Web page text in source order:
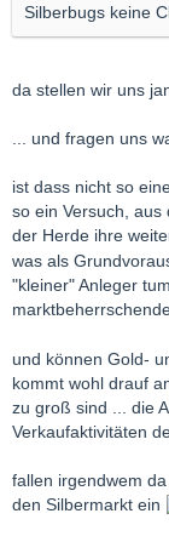
Silberbugs keine
da stellen wir uns
... und fragen uns
ist dass nicht so
so ein Versuch, aus
der Herde ihre
was als
"kleiner" Anleger
und können Gold-
kommt wohl drauf
zu groß sind ... die
Verkaufaktivitäten
fallen irgendwem
den Silbermarkt ein